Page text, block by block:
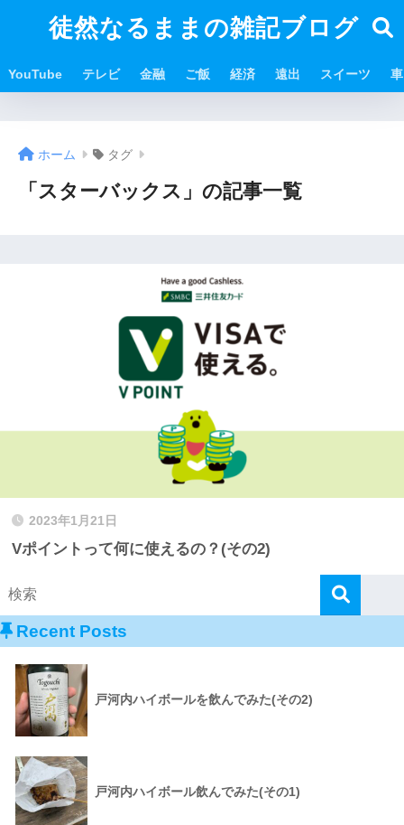
徒然なるままの雑記ブログ
YouTube テレビ 金融 ご飯 経済 遠出 スイーツ 車
ホーム タグ
「スターバックス」の記事一覧
2023年1月21日
Vポイントって何に使えるの？(その2)
Recent Posts
戸河内ハイボールを飲んでみた(その2)
戸河内ハイボール飲んでみた(その1)